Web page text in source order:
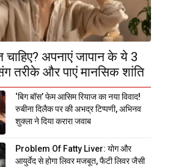
चाहिए? अपनाएं जापान के ये 3
तरीके और पाएं मानसिक शांति
‘बिग बॉस’ फेम आसिम रियाज का नया विवाद!
रुबीना दिलैक पर की अभद्र टिप्पणी, अभिनव
शुक्ला ने दिया करारा जवाब
Problem Of Fatty Liver: योग और
आयुर्वेद से होगा लिवर मजबूत, फैटी लिवर जैसी